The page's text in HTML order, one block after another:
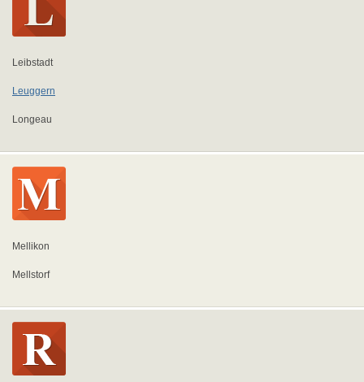
Leibstadt
Leuggern
Longeau
Mellikon
Mellstorf